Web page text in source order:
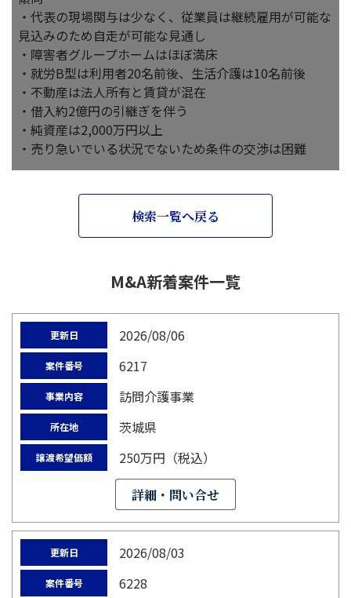
・代表の現場関与は少なく、従業員は継続雇用が可能な
見込みのため自走が可能な見通し
・障害者グループホームはほぼ満床
・就労B型は利用者20名前後、生活介護は10名前後
・不動産は法人所有と賃貸が混在
・借入約2億円の引継ぎを伴う
・純資産は2,000万円以上
・売り急いでいる状況でないため条件の交渉は困難
検索一覧へ戻る
M&A新着案件一覧
更新日 2026/08/06
案件番号 6217
事業内容 訪問介護事業
所在地 茨城県
譲渡希望価額 250万円（税込）
詳細・問い合せ
更新日 2026/08/03
案件番号 6228